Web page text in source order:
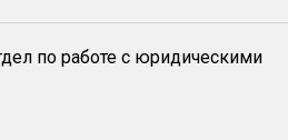
по работе с юридическими